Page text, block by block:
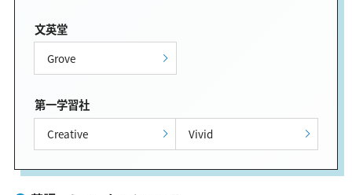
文英堂
Grove
第一学習社
Creative Vivid